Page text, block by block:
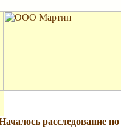
расследование